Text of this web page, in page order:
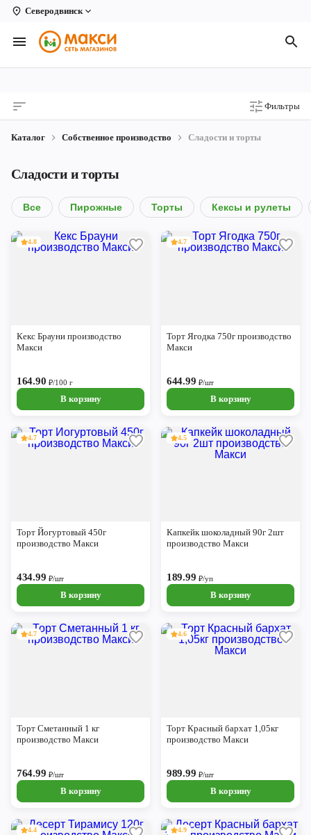
Северодвинск
Вологда
Архангельск
Киров
Коряжма
Котлас
Новодвинск
Ярославль
Фильтры
Каталог Собственное производство Сладости и торты
Сладости и торты
Все Пирожные Торты Кексы и рулеты
4.8
Кекс Брауни производство
Макси
164.90 ₽/100 г
В корзину
4.7
Торт Ягодка 750г производство
Макси
644.99 ₽/шт
В корзину
4.7
Торт Йогуртовый 450г
производство Макси
434.99 ₽/шт
В корзину
4.5
Капкейк шоколадный 90г 2шт
производство Макси
189.99 ₽/уп
В корзину
4.7
Торт Сметанный 1 кг
производство Макси
764.99 ₽/шт
В корзину
4.6
Торт Красный бархат 1,05кг
производство Макси
989.99 ₽/шт
В корзину
4.4 4.9